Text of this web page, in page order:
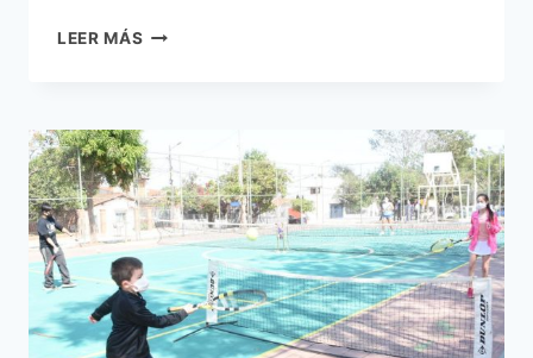
LEER MÁS
DEPORTIVO
DE
LA
JUVENTUD
YA
EN
PLENA
ACTIVIDAD